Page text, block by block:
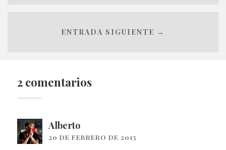
ENTRADA SIGUIENTE →
2 comentarios
Alberto
20 DE FEBRERO DE 2015